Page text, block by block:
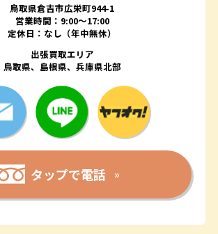
鳥取県倉吉市広栄町944-1
営業時間：9:00～17:00
定休日：なし（年中無休）
出張買取エリア
鳥取県、島根県、兵庫県北部
タップで電話